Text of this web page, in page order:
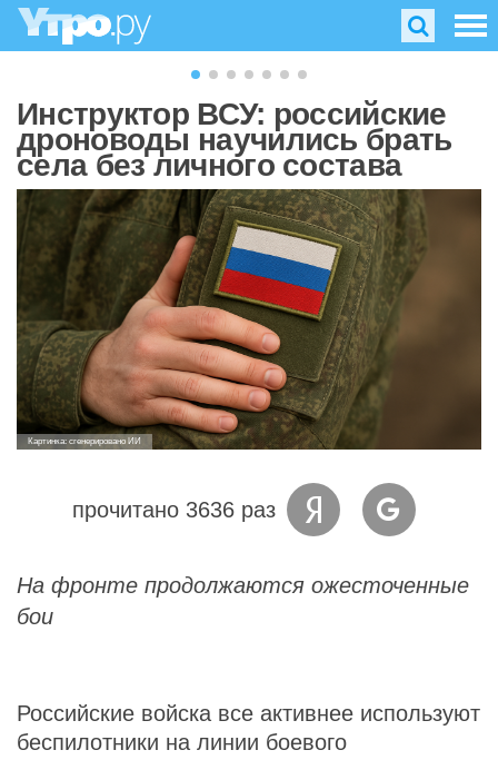
Инструктор ВСУ: российские
дроноводы научились брать
села без личного состава
Картинка: сгенерировано ИИ
прочитано 3636 раз
На фронте продолжаются ожесточенные
бои
Российские войска все активнее используют
беспилотники на линии боевого